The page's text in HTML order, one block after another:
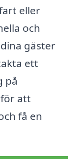
eller
och
gäster
ett
på
att
få en